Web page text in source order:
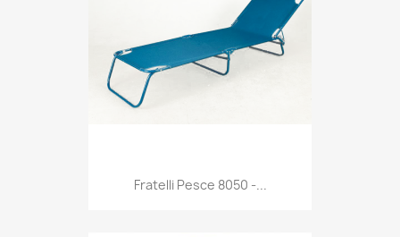
Anteprima
Fratelli Pesce 8050 -...